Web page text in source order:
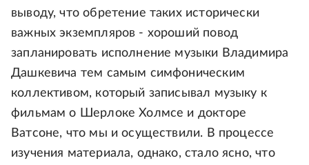
выводу, что обретение таких исторически
важных экземпляров - хороший повод
запланировать исполнение музыки Владимира
Дашкевича тем самым симфоническим
коллективом, который записывал музыку к
фильмам о Шерлоке Холмсе и докторе
Ватсоне, что мы и осуществили. В процессе
изучения материала, однако, стало ясно, что